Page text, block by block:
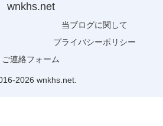
wnkhs.net
当ブログに関して
プライバシーポリシー
ご連絡フォーム
2026 wnkhs.net.